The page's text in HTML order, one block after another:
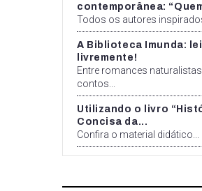
contemporânea:
Todos os autores
A Biblioteca Imunda:
livremente!
Entre romances naturalistas,
contos...
Utilizando o livro
Concisa da...
Confira o material didático...